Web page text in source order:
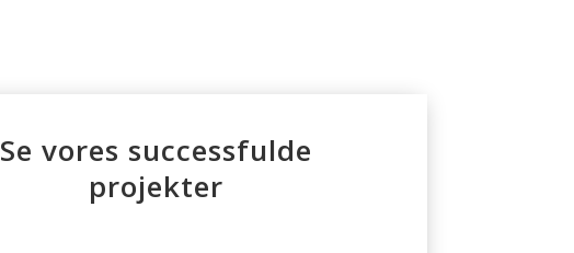
Se vores successfulde
projekter